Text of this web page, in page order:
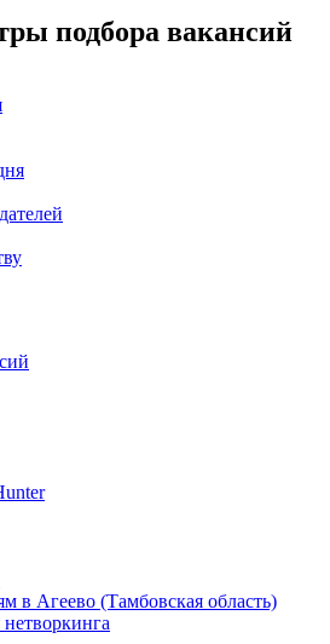
подбора вакансий
в Агеево (Тамбовская область)
нетворкинга